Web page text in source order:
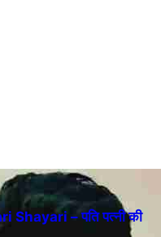
– पति पत्नी की